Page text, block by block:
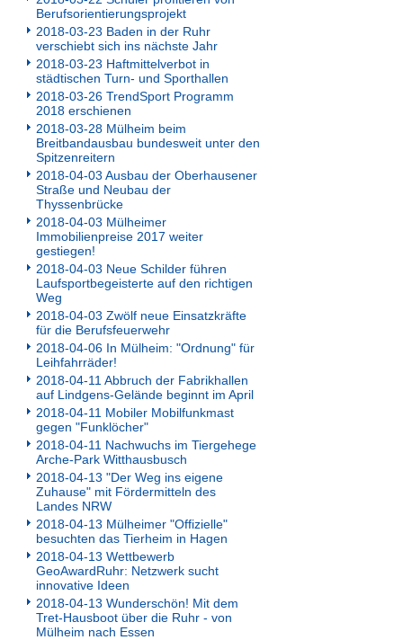
Berufsorientierungsprojekt
2018-03-23 Baden in der Ruhr
verschiebt sich ins nächste Jahr
2018-03-23 Haftmittelverbot in
städtischen Turn- und Sporthallen
2018-03-26 TrendSport Programm
2018 erschienen
2018-03-28 Mülheim beim
Breitbandausbau bundesweit unter den
Spitzenreitern
2018-04-03 Ausbau der Oberhausener
Straße und Neubau der
Thyssenbrücke
2018-04-03 Mülheimer
Immobilienpreise 2017 weiter
gestiegen!
2018-04-03 Neue Schilder führen
Laufsportbegeisterte auf den richtigen
Weg
2018-04-03 Zwölf neue Einsatzkräfte
für die Berufsfeuerwehr
2018-04-06 In Mülheim: "Ordnung" für
Leihfahrräder!
2018-04-11 Abbruch der Fabrikhallen
auf Lindgens-Gelände beginnt im April
2018-04-11 Mobiler Mobilfunkmast
gegen "Funklöcher"
2018-04-11 Nachwuchs im Tiergehege
Arche-Park Witthausbusch
2018-04-13 "Der Weg ins eigene
Zuhause" mit Fördermitteln des
Landes NRW
2018-04-13 Mülheimer "Offizielle"
besuchten das Tierheim in Hagen
2018-04-13 Wettbewerb
GeoAwardRuhr: Netzwerk sucht
innovative Ideen
2018-04-13 Wunderschön! Mit dem
Tret-Hausboot über die Ruhr - von
Mülheim nach Essen